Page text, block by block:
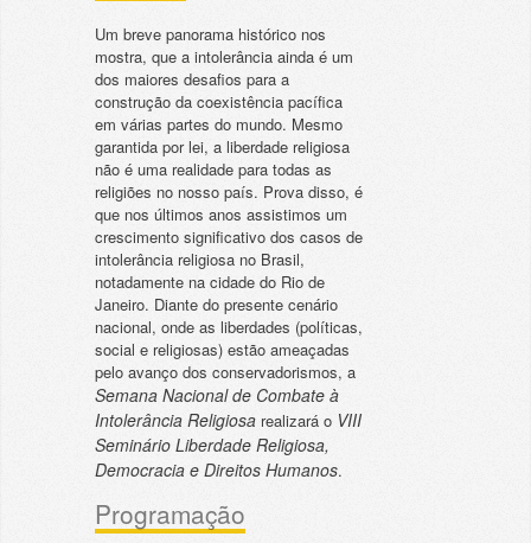
Um breve panorama histórico nos
mostra, que a intolerância ainda é um
dos maiores desafios para a
construção da coexistência pacífica
em várias partes do mundo. Mesmo
garantida por lei, a liberdade religiosa
não é uma realidade para todas as
religiões no nosso país. Prova disso, é
que nos últimos anos assistimos um
crescimento significativo dos casos de
intolerância religiosa no Brasil,
notadamente na cidade do Rio de
Janeiro. Diante do presente cenário
nacional, onde as liberdades (políticas,
social e religiosas) estão ameaçadas
pelo avanço dos conservadorismos, a
Semana Nacional de Combate à
Intolerância Religiosa realizará o VIII
Seminário Liberdade Religiosa,
Democracia e Direitos Humanos.
Programação